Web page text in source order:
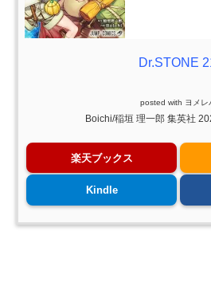
Dr.STONE
posted with ヨメレ
Boichi/稲垣 理一郎 集英社
楽天ブックス
Kindle